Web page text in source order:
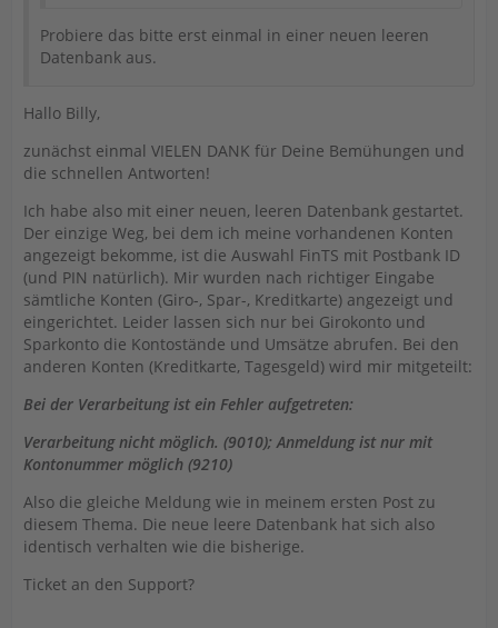
Probiere das bitte erst einmal in einer neuen leeren
Datenbank aus.
Hallo Billy,
zunächst einmal VIELEN DANK für Deine Bemühungen und
die schnellen Antworten!
Ich habe also mit einer neuen, leeren Datenbank gestartet.
Der einzige Weg, bei dem ich meine vorhandenen Konten
angezeigt bekomme, ist die Auswahl FinTS mit Postbank ID
(und PIN natürlich). Mir wurden nach richtiger Eingabe
sämtliche Konten (Giro-, Spar-, Kreditkarte) angezeigt und
eingerichtet. Leider lassen sich nur bei Girokonto und
Sparkonto die Kontostände und Umsätze abrufen. Bei den
anderen Konten (Kreditkarte, Tagesgeld) wird mir mitgeteilt:
Bei der Verarbeitung ist ein Fehler aufgetreten:
Verarbeitung nicht möglich. (9010); Anmeldung ist nur mit
Kontonummer möglich (9210)
Also die gleiche Meldung wie in meinem ersten Post zu
diesem Thema. Die neue leere Datenbank hat sich also
identisch verhalten wie die bisherige.
Ticket an den Support?